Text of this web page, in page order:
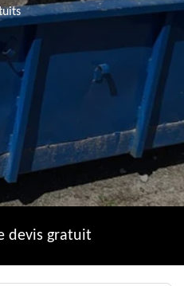
devis gratuit